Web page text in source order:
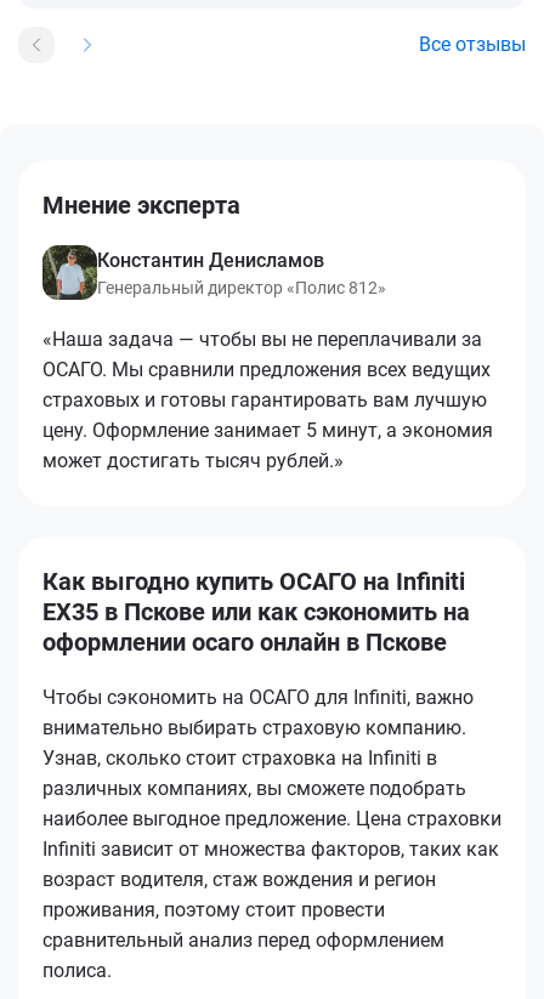
Все отзывы
Мнение эксперта
Константин Денисламов
Генеральный директор «Полис 812»
«Наша задача — чтобы вы не переплачивали за
ОСАГО. Мы сравнили предложения всех ведущих
страховых и готовы гарантировать вам лучшую
цену. Оформление занимает 5 минут, а экономия
может достигать тысяч рублей.»
Как выгодно купить ОСАГО на Infiniti
EX35 в Пскове или как сэкономить на
оформлении осаго онлайн в Пскове
Чтобы сэкономить на ОСАГО для Infiniti, важно
внимательно выбирать страховую компанию.
Узнав, сколько стоит страховка на Infiniti в
различных компаниях, вы сможете подобрать
наиболее выгодное предложение. Цена страховки
Infiniti зависит от множества факторов, таких как
возраст водителя, стаж вождения и регион
проживания, поэтому стоит провести
сравнительный анализ перед оформлением
полиса.